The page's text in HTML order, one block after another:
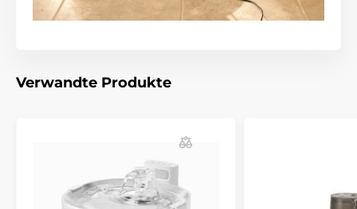
Plastik
% Haustierbedarf
% Näpfe, Brunnen, Futterautomaten
Verwandte Produkte